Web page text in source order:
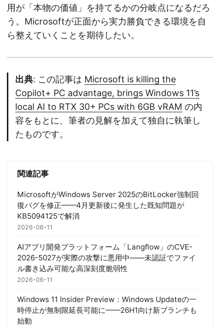
用が「本物の価値」を持てるかの分岐点になるだろ
う。Microsoftが正面から実力勝負できる環境を自
ら整えていくことを期待したい。
出典: この記事は Microsoft is killing the
Copilot+ PC advantage, brings Windows 11’s
local AI to RTX 30+ PCs with 6GB vRAM の内
容をもとに、筆者の見解を加えて独自に執筆し
たものです。
関連記事
MicrosoftがWindows Server 2025のBitLocker強制回
復バグを修正——4月更新後に発生した既知問題が
KB5094125で解消
2026-06-11
AIアプリ開発プラットフォーム「Langflow」のCVE-
2026-5027が実際の攻撃に悪用中——未認証でファイ
ル書き込み可能な高深刻度脆弱性
2026-06-11
Windows 11 Insider Preview：Windows Updateの一
時停止が無制限延長可能に——26H1向け新ブランチも
始動